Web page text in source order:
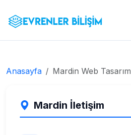
Anasayfa Mardin Web Tasarım
Mardin İletişim